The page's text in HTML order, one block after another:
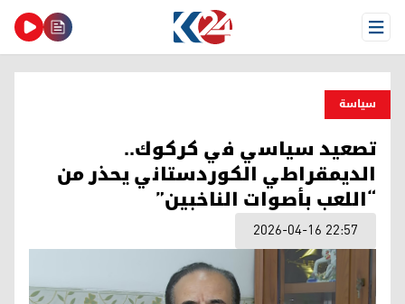
Open Menu
سیاسة
تصعيد سياسي في كركوك..
الديمقراطي الكوردستاني يحذر من
“اللعب بأصوات الناخبين”
2026-04-16 22:57